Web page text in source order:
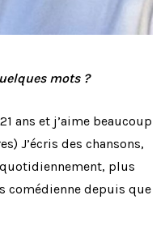
mots ?
ans et j’aime beaucoup
J’écris des chansons,
plus
comédienne depuis que